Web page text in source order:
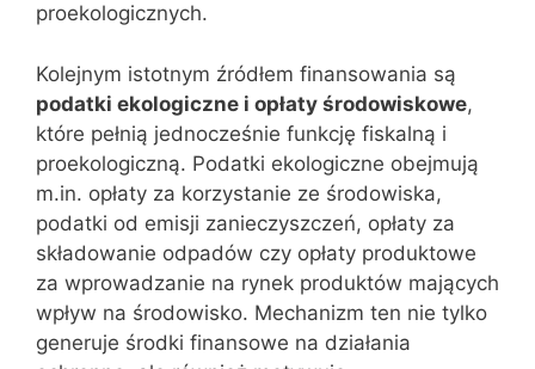
proekologicznych.
Kolejnym istotnym źródłem finansowania są
podatki ekologiczne i opłaty środowiskowe,
które pełnią jednocześnie funkcję fiskalną i
proekologiczną. Podatki ekologiczne obejmują
m.in. opłaty za korzystanie ze środowiska,
podatki od emisji zanieczyszczeń, opłaty za
składowanie odpadów czy opłaty produktowe
za wprowadzanie na rynek produktów mających
wpływ na środowisko. Mechanizm ten nie tylko
generuje środki finansowe na działania